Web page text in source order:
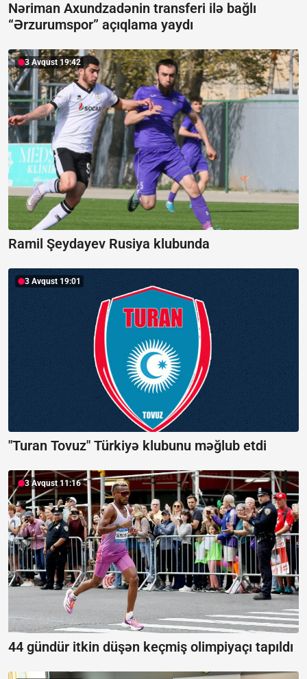
Nəriman Axundzadənin transferi ilə bağlı
“Ərzurumspor” açıqlama yaydı
3 Avqust 19:42
Ramil Şeydayev Rusiya klubunda
3 Avqust 19:01
"Turan Tovuz" Türkiyə klubunu məğlub etdi
3 Avqust 11:16
44 gündür itkin düşən keçmiş olimpiyaçı tapıldı